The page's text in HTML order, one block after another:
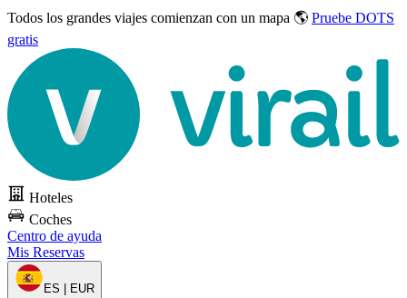
Todos los grandes viajes comienzan con un mapa 🌎 Pruebe DOTS
gratis
Hoteles
Coches
Centro de ayuda
Mis Reservas
ES | EUR